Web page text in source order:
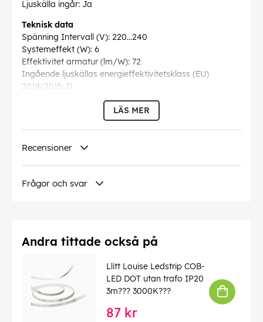
Ljuskälla ingår: Ja
Teknisk data
Spänning Intervall (V): 220...240
Systemeffekt (W): 6
Effektivitet armatur (lm/W): 72
Ingående ljuskällas energieffektivitetsklass (EU)
2019/2015: D
Eprel registreringsnummer: 2017098
Drift och anslutning
Drivdon ingår: Ja
Dimbar: Nej
Driftsmiljö: Utomhus
Höjd (mm): 91
Djup (mm) 32
Vikt (kg): 0,4
Färg och material
LÄS MER
Recensioner
Frågor och svar
Andra tittade också på
Llitt Louise Ledstrip COB-
LED DOT utan trafo IP20
3m??? 3000K???
87 kr